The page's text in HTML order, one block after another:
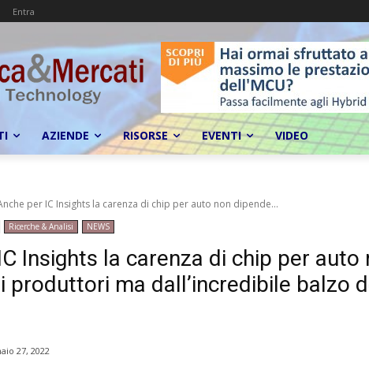
Entra
AZIENDE RISORSE EVENTI VIDEO
per IC Insights la carenza di chip per auto non dipende...
Ricerche & Analisi NEWS
Insights la carenza di chip per auto
produttori ma dall’incredibile balzo
27, 2022